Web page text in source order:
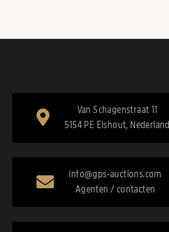
Van Schagenstraat 11
5154 PE Elshout, Nederland
info@gps-auctions.com
Agenten / contacten